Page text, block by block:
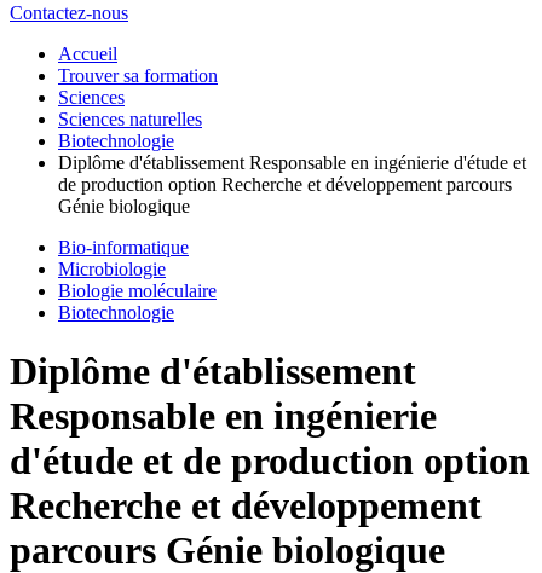
Contactez-nous
Accueil
Trouver sa formation
Sciences
Sciences naturelles
Biotechnologie
Diplôme d'établissement Responsable en ingénierie d'étude et
de production option Recherche et développement parcours
Génie biologique
Bio-informatique
Microbiologie
Biologie moléculaire
Biotechnologie
Diplôme d'établissement
Responsable en ingénierie
d'étude et de production option
Recherche et développement
parcours Génie biologique